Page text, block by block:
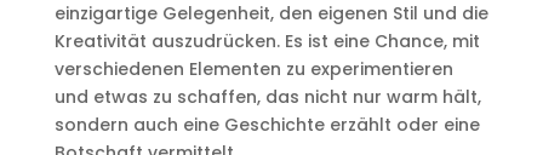
einzigartige Gelegenheit, den eigenen Stil und die
Kreativität auszudrücken. Es ist eine Chance, mit
verschiedenen Elementen zu experimentieren
und etwas zu schaffen, das nicht nur warm hält,
sondern auch eine Geschichte erzählt oder eine